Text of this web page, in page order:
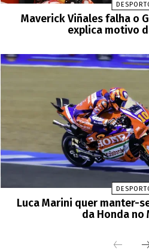
Maverick Viñales falha o
explica motivo
Luca Marini quer manter-
da Honda no